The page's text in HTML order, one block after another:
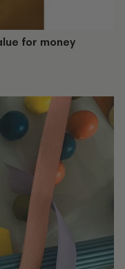
for money